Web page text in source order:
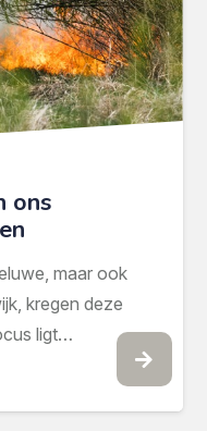
ons
maar ook
kregen deze
ligt…